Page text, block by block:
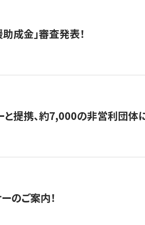
成金」審査発表！
提携、約7,000の非営利団体
のご案内！